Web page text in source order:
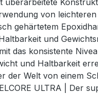
überarbeitete
von
gehärtetem
und
das konsistente
und Haltbarkeit
der Welt von einem
ULTRA | Der